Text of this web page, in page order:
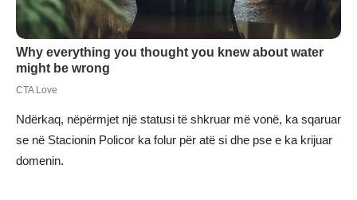
Ndërkaq, nëpërmjet një statusi të shkruar më vonë, ka sqaruar
se në Stacionin Policor ka folur për atë si dhe pse e ka krijuar
domenin.